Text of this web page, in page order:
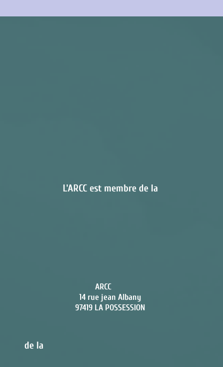
L'ARCC est membre de la
ARCC
14 rue jean Albany
97419 LA POSSESSION
de la